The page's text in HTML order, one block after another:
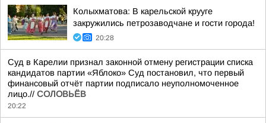
Колыхматова: В карельской крууге
закружились петрозаводчане и гости города!
20:28
Суд в Карелии признал законной отмену регистрации списка
кандидатов партии «Яблоко» Суд постановил, что первый
финансовый отчёт партии подписало неуполномоченное
лицо.// СОЛОВЬЁВ
20:22